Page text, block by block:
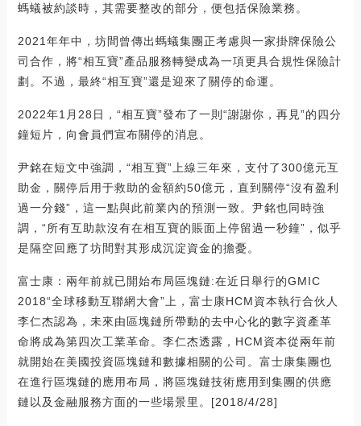
螞蟻被約談時，其需要整改的部分，便包括保險業務。
2021年年中，坊間曾傳出螞蟻集團正考慮與一家掛牌保險公
司合作，將“相互寶”產品服務轉變成為一項更具合規性保險計
劃。不過，最終“相互寶”還是迎來了關停的命運。
2022年1月28日，“相互寶”發布了一則“謝謝你，再見”的四分
鐘短片，向會員們宣布關停的消息。
尹銘在短文中強調，“相互寶”上線三年來，支付了300億元互
助金，關停后用于救助的金額約50億元，直到關停“沒有盈利
過一分錢”，這一點與此前業內的預測一致。尹銘也同時強
調，“所有互助款沒有在相互寶的賬面上停留過一秒鐘”，似乎
是隔空回應了坊間對其形成沉淀資金的擔憂。
富士康：兩年前就已開始布局區塊鏈:在近日舉行的GMIC
2018“全球移動互聯網大會”上，富士康HCM資本執行合伙人
李仁杰認為，未來由區塊鏈所帶動的去中心化的數字資產革
命將成為第四次工業革命。李仁杰透露，HCM資本從兩年前
就開始在美國投資區塊鏈和數據相關的公司。富士康集團也
在進行區塊鏈的應用布局，將區塊鏈技術應用到集團的供應
鏈以及金融服務方面的一些場景里。[2018/4/28]